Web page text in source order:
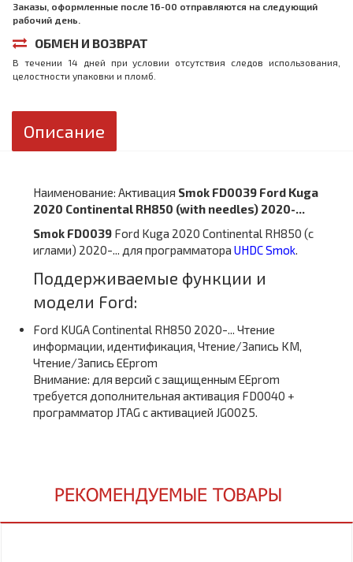
Заказы, оформленные после 16-00 отправляются на следующий
рабочий день.
ОБМЕН И ВОЗВРАТ
В течении 14 дней при условии отсутствия следов использования,
целостности упаковки и пломб.
Описание
Наименование: Активация Smok FD0039 Ford Kuga
2020 Continental RH850 (with needles) 2020-...
Smok FD0039 Ford Kuga 2020 Continental RH850 (с
иглами) 2020-... для программатора UHDC Smok.
Поддерживаемые функции и
модели Ford:
Ford KUGA Continental RH850 2020-... Чтение
информации, идентификация, Чтение/Запись KM,
Чтение/Запись EEprom
Внимание: для версий с защищенным EEprom
требуется дополнительная активация FD0040 +
программатор JTAG с активацией JG0025.
РЕКОМЕНДУЕМЫЕ ТОВАРЫ